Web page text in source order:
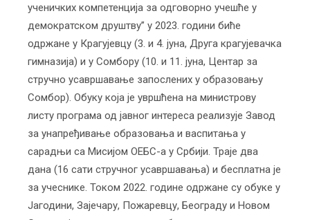
ученичких компетенција за одговорно учешће у
демократском друштву” у 2023. години биће
одржане у Крагујевцу (3. и 4. јуна, Друга крагујевачка
гимназија) и у Сомбору (10. и 11. јуна, Центар за
стручно усавршавање запослених у образовању
Сомбор). Обуку која је увршћена на министрову
листу програма од јавног интереса реализује Завод
за унапређивање образовања и васпитања у
сарадњи са Мисијом ОЕБС-а у Србији. Траје два
дана (16 сати стручног усавршавања) и бесплатна је
за учеснике. Током 2022. године одржане су обуке у
Јагодини, Зајечару, Пожаревцу, Београду и Новом